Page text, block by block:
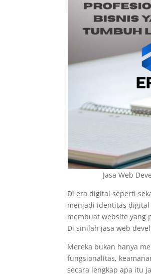
Jasa Web
Di era digital seperti
menjadi identitas
membuat website yang
Di sinilah jasa web
Mereka bukan hanya
fungsionalitas,
secara lengkap apa itu